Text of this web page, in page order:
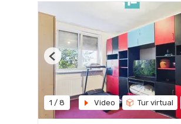
1 / 8 Video Tur virtual
Previous